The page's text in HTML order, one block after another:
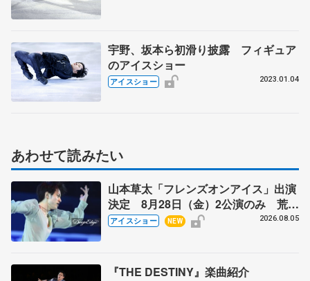
宇野、坂本ら初滑り披露 フィギュア
のアイスショー
アイスショー 2023.01.04
あわせて読みたい
山本草太「フレンズオンアイス」出演
決定 8月28日（金）2公演のみ 荒川
静香さんプロデュース、20周年のアイ
アイスショー NEW 2026.08.05
『THE DESTINY』楽曲紹介